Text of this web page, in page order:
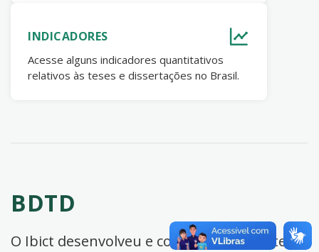
INDICADORES
Acesse alguns indicadores quantitativos
relativos às teses e dissertações no Brasil.
BDTD
O Ibict desenvolveu e coordena a Biblioteca